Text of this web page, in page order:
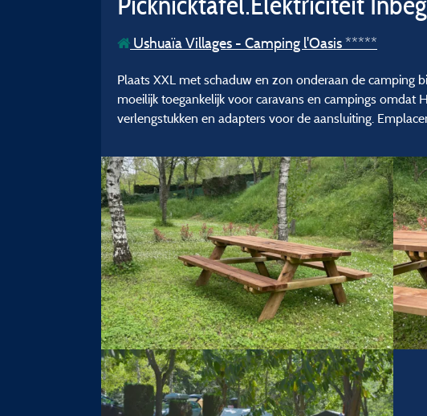
Ushuaïa Villages - Camping l'Oasis *****
Plaats XXL met schaduw en zon onderaan de camping
moeilijk toegankelijk voor caravans en campings omdat
verlengstukken en adapters voor de aansluiting.